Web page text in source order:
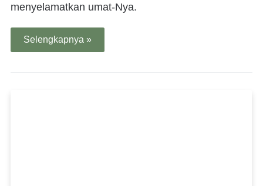
menyelamatkan umat-Nya.
Selengkapnya »